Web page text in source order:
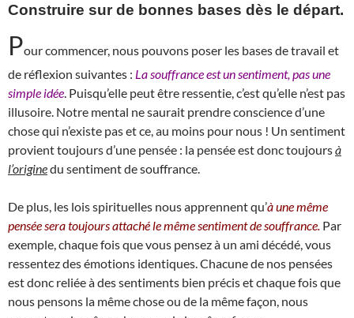
Construire sur de bonnes bases dès le départ.
Pour commencer, nous pouvons poser les bases de travail et
de réflexion suivantes : La souffrance est un sentiment, pas une
simple idée . Puisqu’elle peut être ressentie, c’est qu’elle n’est pas
illusoire. Notre mental ne saurait prendre conscience d’une
chose qui n’existe pas et ce, au moins pour nous ! Un sentiment
provient toujours d’une pensée : la pensée est donc toujoursà
l’originedu sentiment de souffrance.
De plus, les lois spirituelles nous apprennent qu’à une même
pensée sera toujours attaché le même sentiment de souffrance. Par
exemple, chaque fois que vous pensez à un ami décédé, vous
ressentez des émotions identiques. Chacune de nos pensées
est donc reliée à des sentiments bien précis et chaque fois que
nous pensons la même chose ou de la même façon, nous